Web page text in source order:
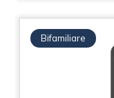
Bifamiliare